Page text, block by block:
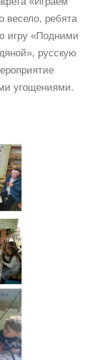
весело, ребята
игру «Подними
русскую
угощениями.